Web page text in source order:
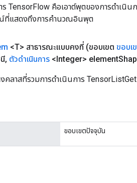
TensorFlow คือเอาต์พุตของการดำเนิน
ที่แสดงถึงการคำนวณอินพุต
<T> สาธารณะแบบคงที่ (ขอบเขต ขอบเ
, ตัวดำเนินการ <Integer> element
งคลาสที่รวมการดำเนินการ
ขอบเขตปัจจุบัน